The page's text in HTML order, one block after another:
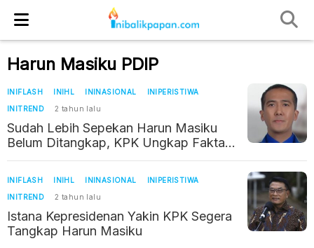
Harun Masiku PDIP
INIFLASH INIHL ININASIONAL
INIPERISTIWA
INITREND
2 tahun lalu
Sudah Lebih Sepekan Harun Masiku
Belum Ditangkap, KPK Ungkap Fakta
Begini
INIFLASH INIHL ININASIONAL
INIPERISTIWA
INITREND
2 tahun lalu
Istana Kepresidenan Yakin KPK Segera
Tangkap Harun Masiku